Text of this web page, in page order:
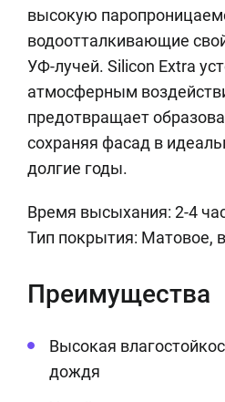
высокую
водоотталкивающие
УФ-лучей. Silicon Extra
атмосферным
предотвращает
сохраняя фасад в
долгие годы.
Время высыхания: 2-4
Тип покрытия: Матовое,
Преимущества
Высокая
дождя